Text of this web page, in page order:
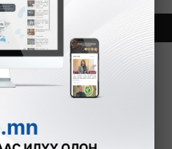
хуурсан"
байгуулалт